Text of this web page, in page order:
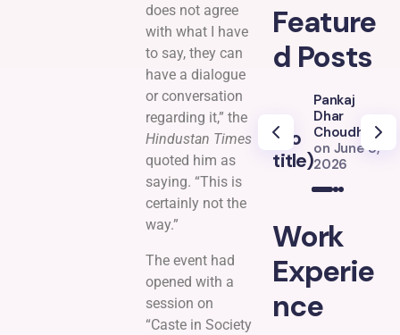
does not agree
with what I have
to say, they can
have a dialogue
or conversation
regarding it,” the
Hindustan Times
quoted him as
saying. “This is
certainly not the
way.”
The event had
opened with a
session on
“Caste in Society
Feature
d Posts
(no
title)
Pankaj
Dhar
Choudhury
on June 8,
2026
Work
Experie
nce